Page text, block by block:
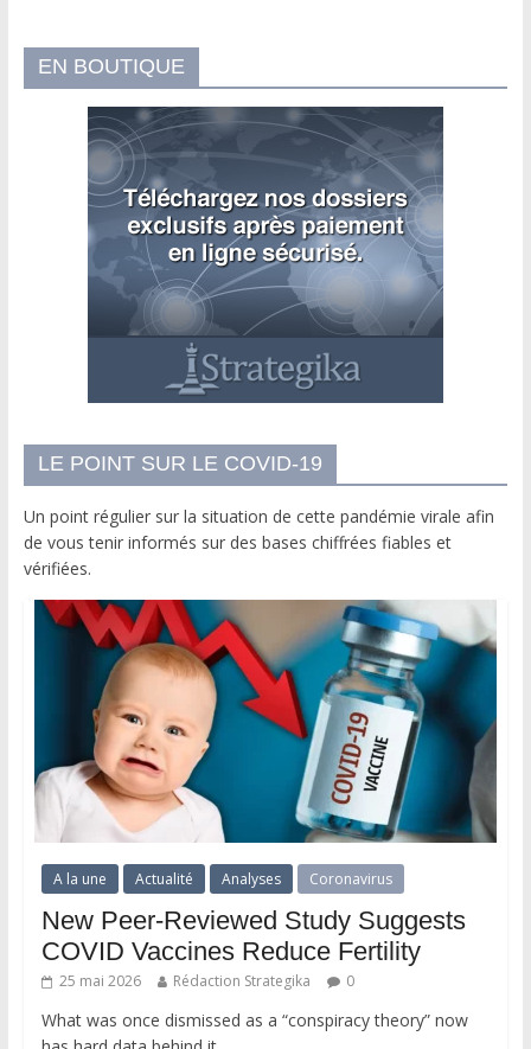
EN BOUTIQUE
LE POINT SUR LE COVID-19
Un point régulier sur la situation de cette pandémie virale afin
de vous tenir informés sur des bases chiffrées fiables et
vérifiées.
A la une Actualité Analyses Coronavirus
New Peer-Reviewed Study Suggests
COVID Vaccines Reduce Fertility
25 mai 2026 Rédaction Strategika 0
What was once dismissed as a “conspiracy theory” now